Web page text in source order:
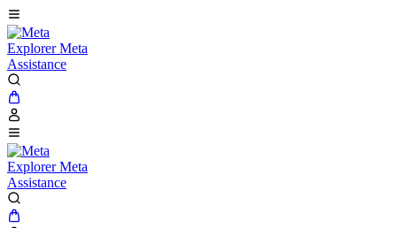
Explorer Meta
Assistance
Explorer Meta
Assistance